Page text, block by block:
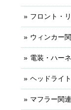
フロント・
ウィンカー
電装・ハー
ヘッドライ
マフラー関連